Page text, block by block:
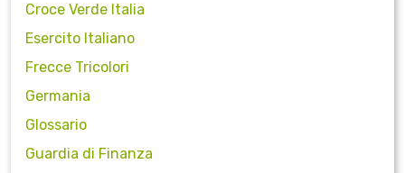
Croce Verde Italia
Esercito Italiano
Frecce Tricolori
Germania
Glossario
Guardia di Finanza